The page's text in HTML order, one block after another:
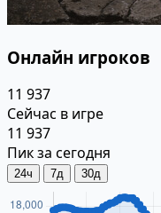
Онлайн игроков
11 937
Сейчас в игре
11 937
Пик за сегодня
24ч 7д 30д